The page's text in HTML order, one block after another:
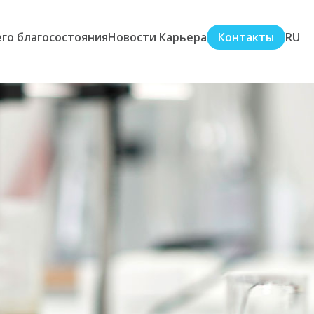
благосостоянияНовости Карьера Контакты RU